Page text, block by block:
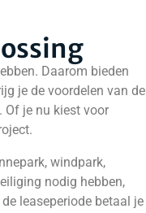
Daarom bieden
je de voordelen van de
Of je nu kiest voor
windpark,
nodig hebben,
leaseperiode betaal je